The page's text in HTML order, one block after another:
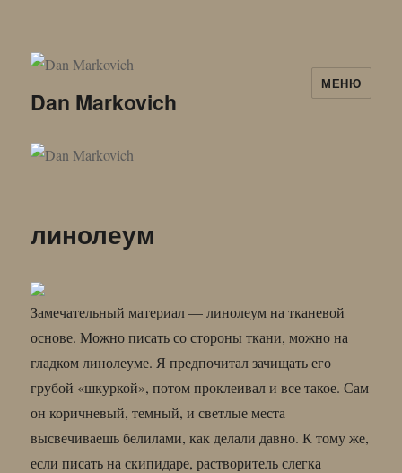
Dan Markovich
МЕНЮ
линолеум
Замечательный материал — линолеум на тканевой
основе. Можно писать со стороны ткани, можно на
гладком линолеуме. Я предпочитал зачищать его
грубой «шкуркой», потом проклеивал и все такое. Сам
он коричневый, темный, и светлые места
высвечиваешь белилами, как делали давно. К тому же,
если писать на скипидаре, растворитель слегка